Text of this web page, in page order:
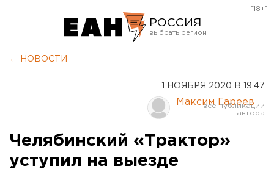
РОССИЯ
Курган
Оренбург
[18+]
← НОВОСТИ
1 НОЯБРЯ 2020 В 19:47
Максим Гареев
Челябинский «Трактор»
уступил на выезде